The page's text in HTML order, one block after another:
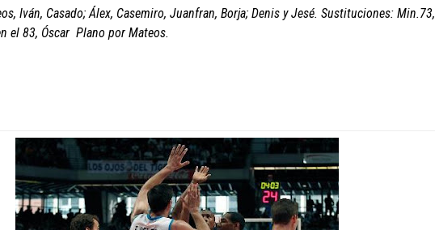
Iván, Casado; Álex, Casemiro, Juanfran, Borja; Denis y Jesé. Sustituciones:
el 83, Óscar Plano por Mateos.